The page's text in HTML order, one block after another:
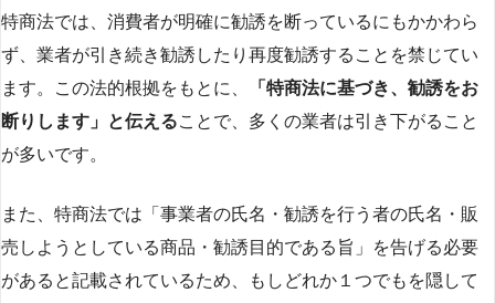
特商法では、消費者が明確に勧誘を断っているにもかかわら
ず、業者が引き続き勧誘したり再度勧誘することを禁じてい
ます。この法的根拠をもとに、
「特商法に基づき、勧誘をお
断りします」と伝えることで、多くの業者は引き下がること
が多いです​​。
また、特商法では「事業者の氏名・勧誘を行う者の氏名・販
売しようとしている商品・勧誘目的である旨」を告げる必要
があると記載されているため、もしどれか１つでもを隠して